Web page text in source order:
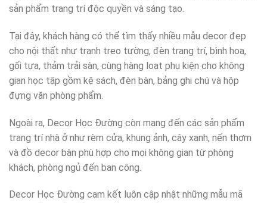
sản phẩm trang trí độc quyền và sáng tạo.
Tại đây, khách hàng có thể tìm thấy nhiều mẫu decor đẹp
cho nội thất như tranh treo tường, đèn trang trí, bình hoa,
gối tựa, thảm trải sàn, cùng hàng loạt phụ kiện cho không
gian học tập gồm kệ sách, đèn bàn, bảng ghi chú và hộp
đựng văn phòng phẩm.
Ngoài ra, Decor Học Đường còn mang đến các sản phẩm
trang trí nhà ở như rèm cửa, khung ảnh, cây xanh, nến thơm
và đồ decor bàn phù hợp cho mọi không gian từ phòng
khách, phòng ngủ đến ban công.
Decor Học Đường cam kết luôn cập nhật những mẫu mã